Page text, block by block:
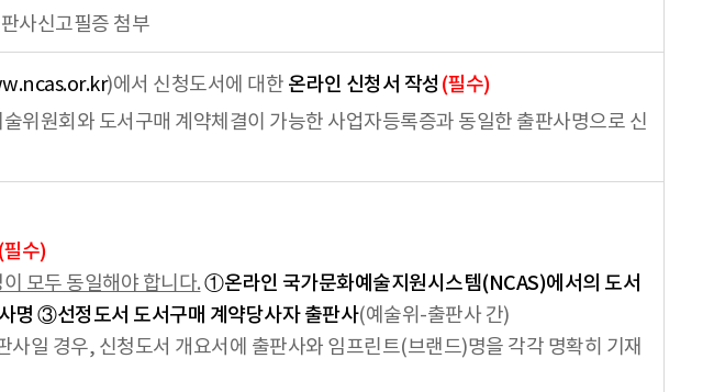
사신고필증 첨부
)에서 신청도서에 대한 온라인 신청서 작성 (필수)
위원회와 도서구매 계약체결이 가능한 사업자등록증과 동일한 출판사명으로 신
(필수)
모두 동일해야 합니다.①온라인 국가문화예술지원시스템(NCAS)에서의 도서
명 ③선정도서 도서구매 계약당사자 출판사(예술위-출판사 간)
일 경우, 신청도서 개요서에 출판사와 임프린트(브랜드)명을 각각 명확히 기재